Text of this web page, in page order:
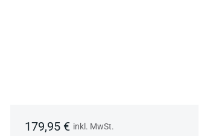
179,95 € inkl. MwSt.